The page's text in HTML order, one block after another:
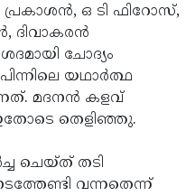
പ്രകാശന്‍, ഒ ടി ഫിറോസ്,
ദിവാകരന്‍
ചോദ്യം
യഥാര്‍ത്ഥ
മദനന്‍ കളവ്
തെളിഞ്ഞു.
ചെയ്ത് തടി
വന്നതെന്ന്